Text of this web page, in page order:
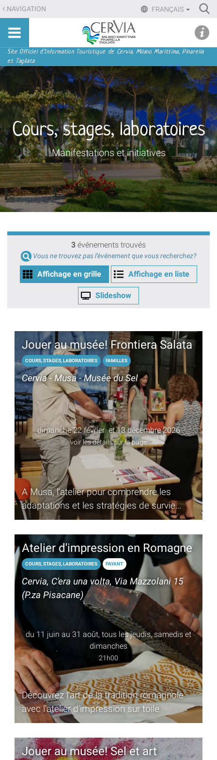
Aller
au
contenu.
Aller
à
la
navigation
FRANÇAIS
NAVIGATION
Sito
turistico
ufficiale
Cervia,
Milano
Marittima,
Pinarella,
Tagliata
Navigation
Site Officiel d'Information Touristique de Cervia, Milano Marittima, Pinarella
et Tagliata
Cours, stages, laboratoires
Manifestations et initiatives
3 événements trouvés
Vous ne trouvez pas l'èvénement que vous recherchez?
Affichage en grille Affichage en liste
Slideshow
Jouer au musée! Frontiera Salata
COURS, STAGES, LABORATOIRES FAMILLES
Cervia - Musa - Musée du Sel
dimanche 22 février et 13 décembre 2026
voir les détails sur la page
A Musa, l'atelier pour comprendre les
adaptations et les stratégies de survie
dans un environnement tel que la Salina
Atelier d'impression en Romagne
COURS, STAGES, LABORATOIRES PAYANT
Cervia, C'era una volta, Via Mazzolani 15
(P.za Pisacane)
du 11 juin au 31 août, tous les jeudis, samedis et
dimanches
21h00
Découvrez l'art de la tradition romagnole
avec l'atelier d'impression sur toile
Jouer au musée! Sel et art
menu